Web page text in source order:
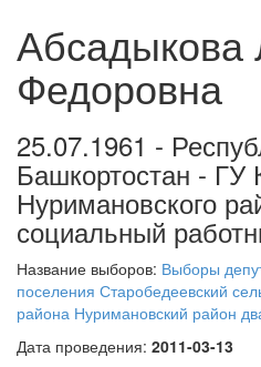
Абсадыкова
Федоровна
25.07.1961 -
Башкортостан -
Нуримановского
социальный
Название выборов: Выборы
поселения Старобедеевский
района Нуримановский район
Дата проведения: 2011-03-13